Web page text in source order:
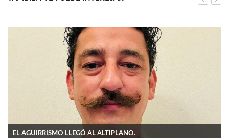
EL AGUIRRISMO LLEGÓ AL ALTIPLANO.